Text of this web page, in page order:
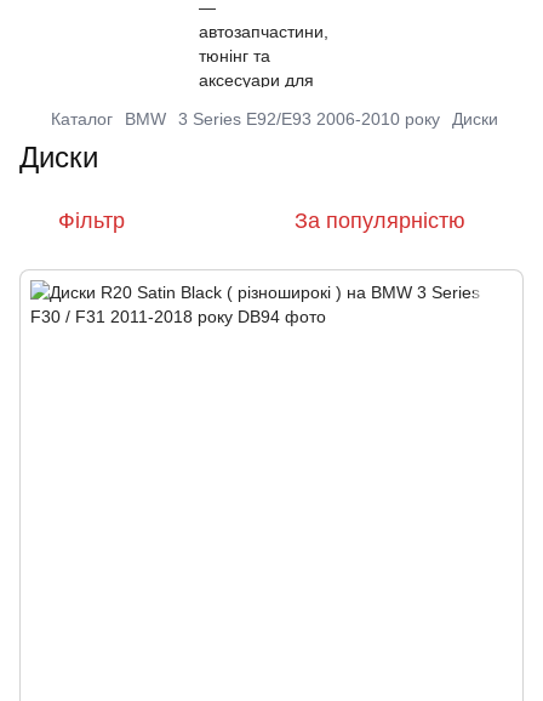
Каталог BMW 3 Series E92/E93 2006-2010 року Диски
Диски
Фільтр За популярністю